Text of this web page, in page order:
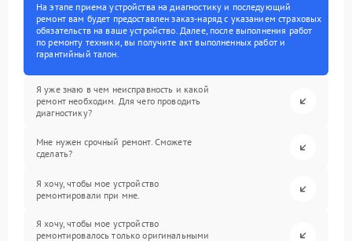
На этапе приема устройства на диагностику и последующий
ремонт вам будет предоставлен заказ-наряд с указанием страховых
обязательств на ваше устройство. Далее, после выполнения работ
по ремонту техники, вы получите акт выполненных работ и
гарантийный талон.
Я уже знаю в чем неисправность и какой
ремонт необходим. Для чего проводить
диагностику?
Мне нужен срочный ремонт. Сможете
сделать?
Я хочу, чтобы мое устройство
ремонтировали при мне.
Я хочу, чтобы мое устройство
ремонтировалось только оригинальными